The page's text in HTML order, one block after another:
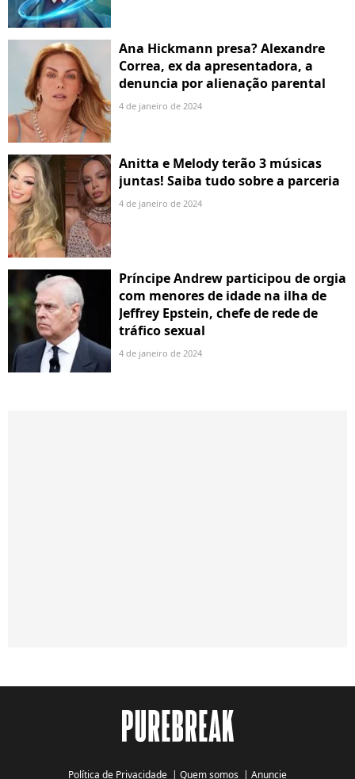
Ana Hickmann presa? Alexandre
Correa, ex da apresentadora, a
denuncia por alienação parental
4 de janeiro de 2024
Anitta e Melody terão 3 músicas
juntas! Saiba tudo sobre a parceria
4 de janeiro de 2024
Príncipe Andrew participou de orgia
com menores de idade na ilha de
Jeffrey Epstein, chefe de rede de
tráfico sexual
4 de janeiro de 2024
Política de Privacidade | Quem somos | Anuncie